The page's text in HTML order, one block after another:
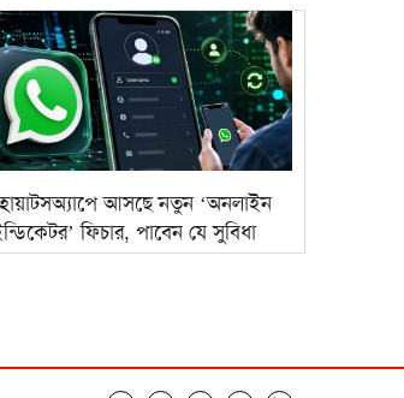
আসছে নতুন ‘অনলাইন
ফিচার, পাবেন যে সুবিধা